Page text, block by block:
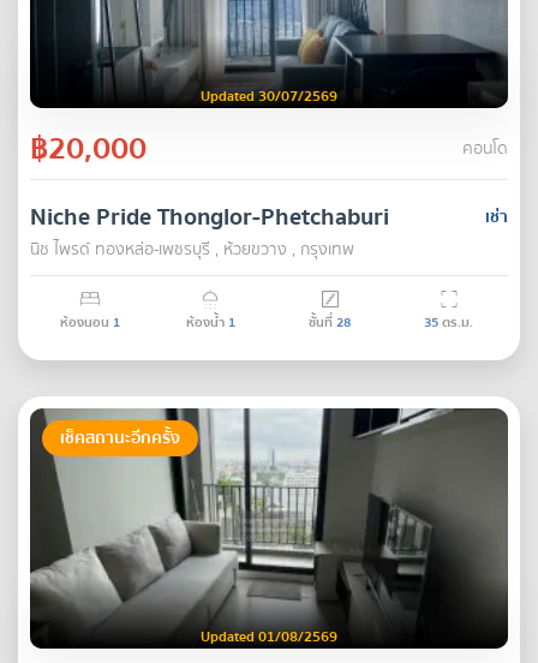
Updated 30/07/2569
฿20,000 คอนโด
เช่า
Niche Pride Thonglor-Phetchaburi
นิช ไพรด์ ทองหล่อ-เพชรบุรี , ห้วยขวาง , กรุงเทพ
ห้องนอน 1 ห้องน้ำ 1 ชั้นที่28 35ตร.ม.
เช็คสถานะอีกครั้ง
Updated 01/08/2569